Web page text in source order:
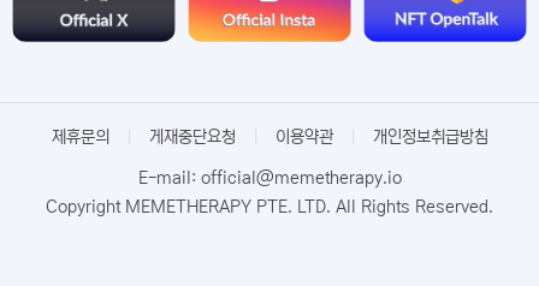
제휴문의 게재중단요청 이용약관 개인정보취급방침
E-mail: official@memetherapy.io
Copyright MEMETHERAPY PTE. LTD. All Rights Reserved.